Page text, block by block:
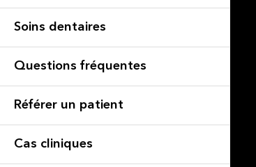
Soins dentaires
Questions fréquentes
Référer un patient
Cas cliniques